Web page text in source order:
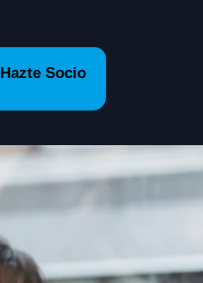
Hazte Socio